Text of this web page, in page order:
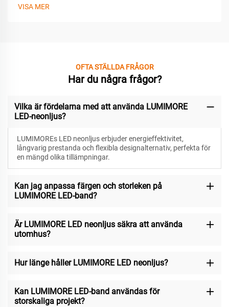
VISA MER
OFTA STÄLLDA FRÅGOR
Har du några frågor?
Vilka är fördelarna med att använda LUMIMORE
LED-neonljus?
LUMIMOREs LED neonljus erbjuder energieffektivitet,
långvarig prestanda och flexibla designalternativ, perfekta för
en mängd olika tillämpningar.
Kan jag anpassa färgen och storleken på
LUMIMORE LED-band?
Är LUMIMORE LED neonljus säkra att använda
utomhus?
Hur länge håller LUMIMORE LED neonljus?
Kan LUMIMORE LED-band användas för
storskaliga projekt?